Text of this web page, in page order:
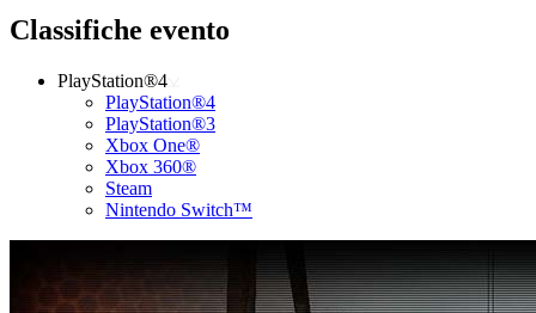
Classifiche evento
PlayStation®4
PlayStation®4
PlayStation®3
Xbox One®
Xbox 360®
Steam
Nintendo Switch™